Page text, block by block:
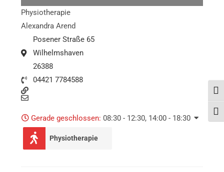
Physiotherapie
Alexandra Arend
Posener Straße 65
Wilhelmshaven
26388
04421 7784588
Gerade geschlossen: 08:30 - 12:30, 14:00 - 18:30
Physiotherapie